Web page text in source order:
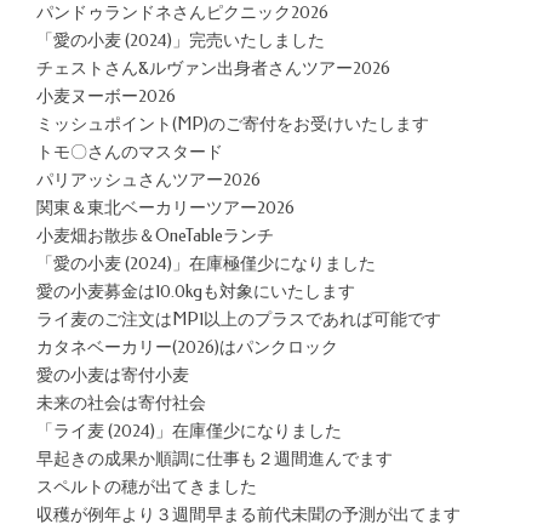
パンドゥランドネさんピクニック2026
「愛の小麦 (2024)」完売いたしました
チェストさん&ルヴァン出身者さんツアー2026
小麦ヌーボー2026
ミッシュポイント(MP)のご寄付をお受けいたします
トモ〇さんのマスタード
パリアッシュさんツアー2026
関東＆東北ベーカリーツアー2026
小麦畑お散歩＆OneTableランチ
「愛の小麦 (2024)」在庫極僅少になりました
愛の小麦募金は10.0kgも対象にいたします
ライ麦のご注文はMP1以上のプラスであれば可能です
カタネベーカリー(2026)はパンクロック
愛の小麦は寄付小麦
未来の社会は寄付社会
「ライ麦 (2024)」在庫僅少になりました
早起きの成果か順調に仕事も２週間進んでます
スペルトの穂が出てきました
収穫が例年より３週間早まる前代未聞の予測が出てます